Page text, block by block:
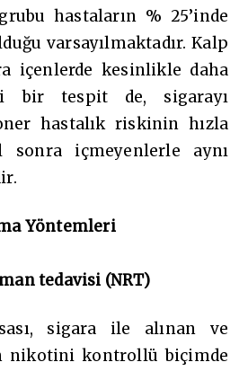
hastaların % 25’inde
varsayılmaktadır. Kalp
içenlerde kesinlikle daha
bir tespit de, sigarayı
hastalık riskinin hızla
sonra içmeyenlerle aynı
Yöntemleri
tedavisi (NRT)
sigara ile alınan ve
nikotini kontrollü biçimde